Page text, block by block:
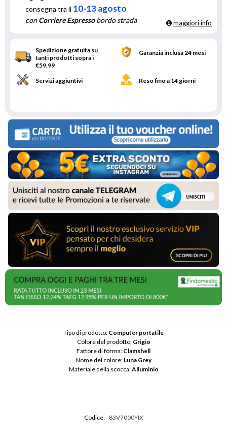
consegna tra il 10-13 agosto
conCorriere Espressobordo strada maggiori info
Spedizione gratuita su
tanti prodotti sopra i
€59,99
Garanzia inclusa 24 mesi
Servizi aggiuntivi Reso fino a 14 giorni
Tipo di prodotto: Computer portatile
Colore del prodotto: Grigio
Fattore di forma: Clamshell
Nome del colore: Luna Grey
Materiale della scocca: Alluminio
Codice: 83V7000YIX